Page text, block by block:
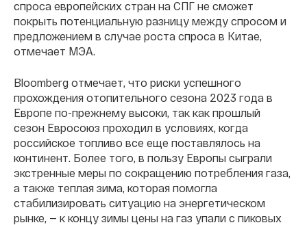
спроса европейских стран на СПГ не сможет
покрыть потенциальную разницу между спросом и
предложением в случае роста спроса в Китае,
отмечает МЭА.
Bloomberg отмечает, что риски успешного
прохождения отопительного сезона 2023 года в
Европе по-прежнему высоки, так как прошлый
сезон Евросоюз проходил в условиях, когда
российское топливо все еще поставлялось на
континент. Более того, в пользу Европы сыграли
экстренные меры по сокращению потребления газа,
а также теплая зима, которая помогла
стабилизировать ситуацию на энергетическом
рынке, — к концу зимы цены на газ упали с пиковых